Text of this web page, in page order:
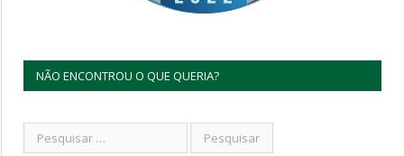
NÃO ENCONTROU O QUE QUERIA?